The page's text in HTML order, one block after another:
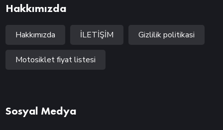
Hakkımızda
Hakkımızda İLETİŞİM Gizlilik politikasi
Motosiklet fiyat listesi
Sosyal Medya